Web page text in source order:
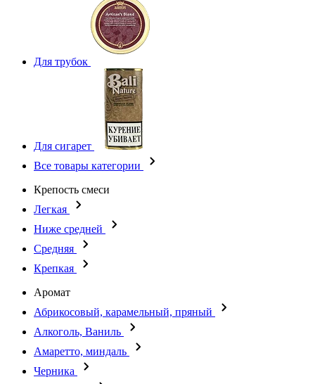
Для трубок
Для сигарет
Все товары категории
Крепость смеси
Легкая
Ниже средней
Средняя
Крепкая
Аромат
Абрикосовый, карамельный, пряный
Алкоголь, Ваниль
Амаретто, миндаль
Черника